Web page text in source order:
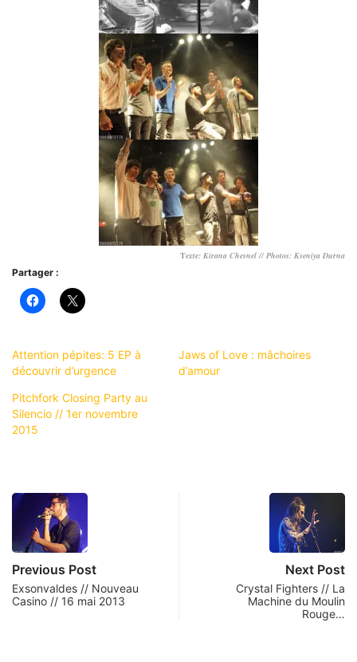
Texte: Kirana Chesnel // Photos: Kseniya Durna
Partager :
Attention pépites: 5 EP à
découvrir d’urgence
Jaws of Love : mâchoires
d’amour
Pitchfork Closing Party au
Silencio // 1er novembre
2015
Previous Post
Exsonvaldes // Nouveau
Casino // 16 mai 2013
Next Post
Crystal Fighters // La
Machine du Moulin
Rouge…